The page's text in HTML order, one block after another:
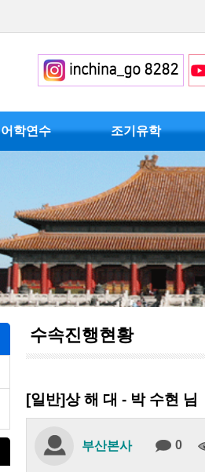
어학연수 조기유학
수속진행현황
[일반]상 해 대 - 박 수현 님
부산본사 0